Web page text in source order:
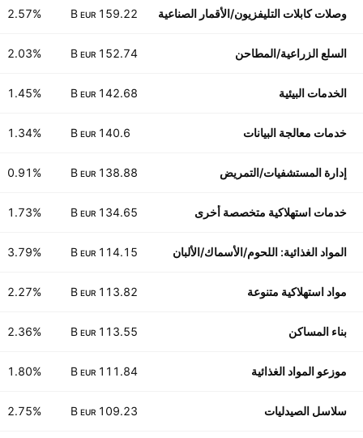
وصلات كابلات التليفزيون/الأقمار الصناعية 159.22 B
EUR
2.57%
السلع الزراعية/المطاحن 152.74 B
EUR
2.03%
الخدمات البيئية 142.68 B
EUR
1.45%
خدمات معالجة البيانات 140.6 B
EUR
1.34%
إدارة المستشفيات/التمريض 138.88 B
EUR
0.91%
خدمات استهلاكية متخصصة أخرى 134.65 B
EUR
1.73%
المواد الغذائية: اللحوم/الأسماك/الألبان 114.15 B
EUR
3.79%
مواد استهلاكية متنوعة 113.82 B
EUR
2.27%
بناء المساكن 113.55 B
EUR
2.36%
موزعو المواد الغذائية 111.84 B
EUR
1.80%
سلاسل الصيدليات 109.23 B
EUR
2.75%